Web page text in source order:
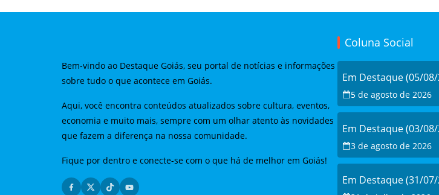
Bem-vindo ao Destaque Goiás, seu portal de notícias e informações
sobre tudo o que acontece em Goiás.
Aqui, você encontra conteúdos atualizados sobre cultura, eventos,
economia e muito mais, sempre com um olhar atento às novidades
que fazem a diferença na nossa comunidade.
Fique por dentro e conecte-se com o que há de melhor em Goiás!
Coluna Social
Em Destaque (05/
5 de agosto de 2026
Em Destaque (03/
3 de agosto de 2026
Em Destaque (31/